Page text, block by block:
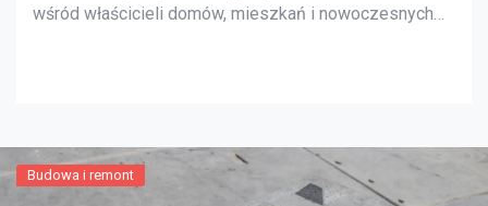
wśród właścicieli domów, mieszkań i nowoczesnych
staje się znacznie […]
Budowa i remont